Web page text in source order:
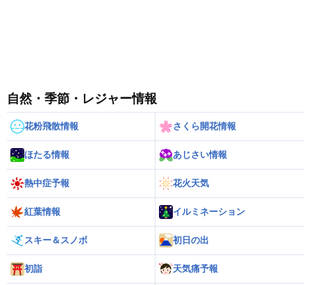
自然・季節・レジャー情報
花粉飛散情報 さくら開花情報
ほたる情報 あじさい情報
熱中症予報 花火天気
紅葉情報 イルミネーション
スキー＆スノボ 初日の出
初詣 天気痛予報